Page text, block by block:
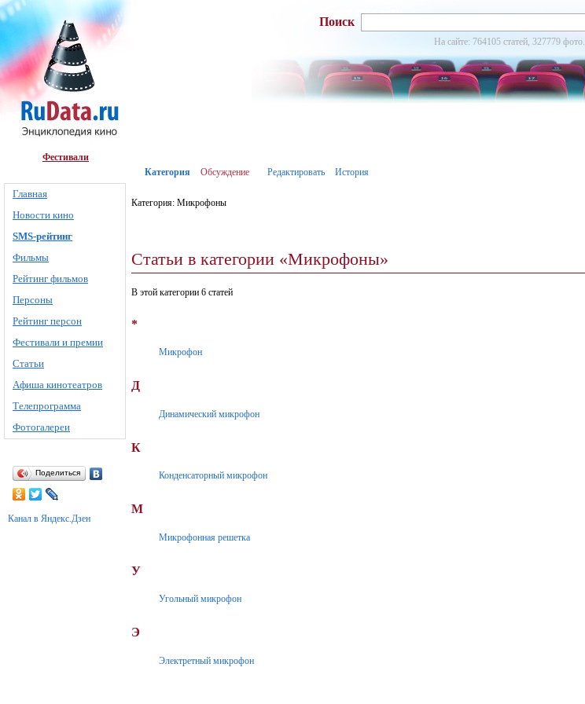
Фестивали
Главная
Новости кино
SMS-рейтинг
Фильмы
Рейтинг фильмов
Персоны
Рейтинг персон
Фестивали и премии
Статьи
Афиша кинотеатров
Телепрограмма
Фотогалереи
Поделиться
Канал в Яндекс.Дзен
Поиск
На сайте: 764105 статей, 327779 фото.
Категория Обсуждение Редактировать История
Категория: Микрофоны
Статьи в категории «Микрофоны»
В этой категории 6 статей
*
Микрофон
Д
Динамический микрофон
К
Конденсаторный микрофон
М
Микрофонная решетка
У
Угольный микрофон
Э
Электретный микрофон